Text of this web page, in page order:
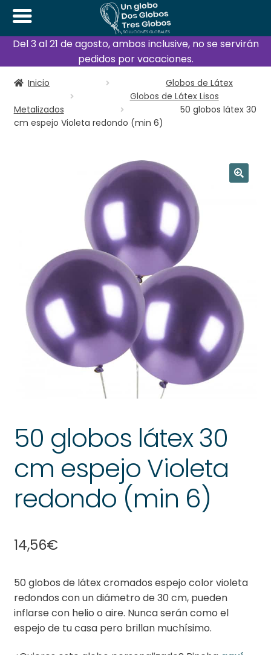
Del 3 al 21 de agosto, ambos inclusive, no se servirán
pedidos por vacaciones.
Inicio
Globos de Látex
Globos de Látex Lisos
Metalizados
50 globos látex 30
cm espejo Violeta redondo (min 6)
50 globos látex 30
cm espejo Violeta
redondo (min 6)
14,56€
50 globos de látex cromados espejo color violeta
redondos con un diámetro de 30 cm, pueden
inflarse con helio o aire. Nunca serán como el
espejo de tu casa pero brillan muchísimo.